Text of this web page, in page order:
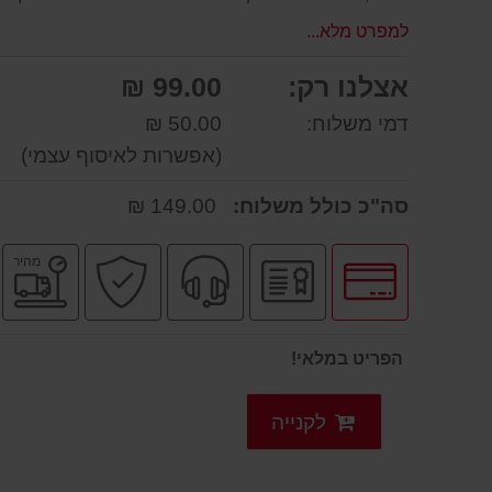
למפרט מלא...
אצלנו רק: 99.00 ₪
דמי משלוח:
50.00 ₪
(אפשרות לאיסוף עצמי)
סה"כ כולל משלוח:
לחץ
לאפשרויות
תשלומים
יבואן
רשמי
שירות
מקצועי
קניה
בטוחה
מהיר
הפריט במלאי!
לקנייה